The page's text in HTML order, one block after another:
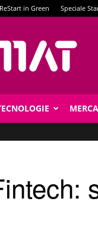
ReStart in Green Speciale